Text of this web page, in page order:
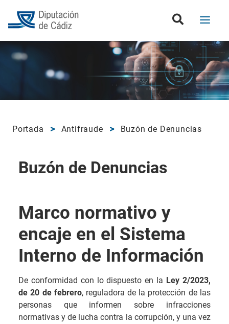
Portada Antifraude Buzón de Denuncias
Buzón de Denuncias
Marco normativo y
encaje en el Sistema
Interno de Información
De conformidad con lo dispuesto en la Ley 2/2023,
de 20 de febrero, reguladora de la protección de las
personas que informen sobre infracciones
normativas y de lucha contra la corrupción, y una vez